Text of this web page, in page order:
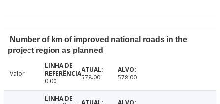
Number of km of improved national roads in the
project region as planned
Valor
0.00
578.00 578.00